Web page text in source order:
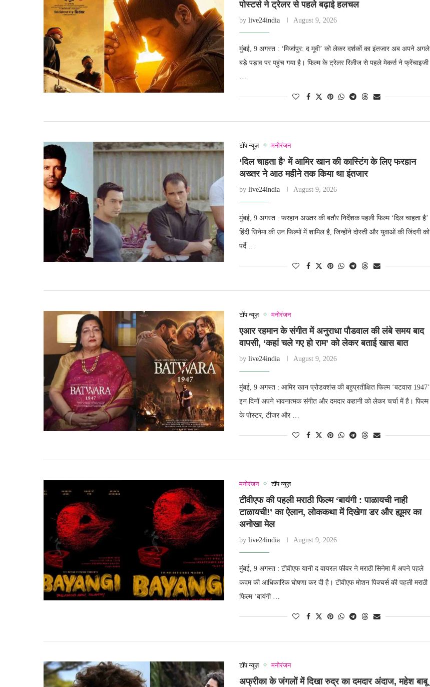
पोस्टर्स ने ट्रेलर से पहले बढ़ाई हलचल
by live24india August 9, 2026
मुंबई, 9 अगस्त : ‘मिर्जापुर: द मूवी’ को लेकर दर्शकों का इंतजार अब अपने अगले
बड़े पड़ाव पर पहुंच गया है। फिल्म के ट्रेलर रिलीज से पहले मेकर्स ने फ्रेंचाइजी
टॉप न्यूज़ मनोरंजन
‘दिल चाहता है’ में आमिर खान की कास्टिंग के लिए फरहान
अख्तर ने आठ महीने तक किया था इंतजार
by live24india August 9, 2026
मुंबई, 9 अगस्त : फरहान अख्तर की बतौर निर्देशक पहली फिल्म ‘दिल चाहता है’
हिंदी सिनेमा की उन फिल्मों में शामिल है, जिन्होंने दोस्ती और युवाओं की जिंदगी को
पर्दे …
टॉप न्यूज़ मनोरंजन
एआर रहमान के संगीत में अनुराधा पौडवाल की लंबे समय बाद
वापसी, ‘कहां चले गए हो राम’ को लेकर बताई खास बात
by live24india August 9, 2026
मुंबई, 9 अगस्त : आमिर खान प्रोडक्शंस की बहुप्रतीक्षित फिल्म ‘बटवारा 1947’
इन दिनों अपने भावनात्मक संगीत और दमदार कहानी को लेकर चर्चा में है। फिल्म
के पोस्टर, टीजर और …
मनोरंजन टॉप न्यूज़
टीवीएफ की पहली मराठी फिल्म ‘बायंगी : पाळायची नाही
टाळायची!’ का ऐलान, लोककथा में दिखेगा डर और ह्यूमर का
अनोखा मेल
by live24india August 9, 2026
मुंबई, 9 अगस्त : टीवीएफ यानी द वायरल फीवर ने मराठी सिनेमा में अपने पहले
कदम की आधिकारिक घोषणा कर दी है। टीवीएफ मोशन पिक्चर्स की पहली मराठी
फिल्म ‘बायंगी …
टॉप न्यूज़ मनोरंजन
अफ्रीका के जंगलों में दिखा रुद्र का दमदार अंदाज, महेश बाबू